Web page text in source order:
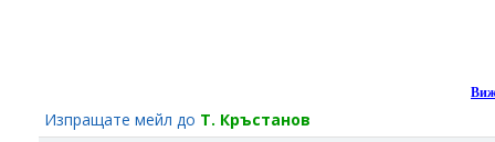
Изпращате мейл до Т. Кръстанов